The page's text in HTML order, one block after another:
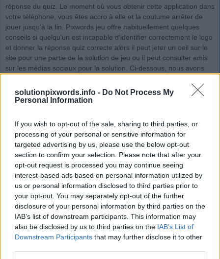
solutionpixwords.info - Do Not Process My
Personal Information
If you wish to opt-out of the sale, sharing to third parties, or
processing of your personal or sensitive information for
targeted advertising by us, please use the below opt-out
section to confirm your selection. Please note that after your
opt-out request is processed you may continue seeing
interest-based ads based on personal information utilized by
us or personal information disclosed to third parties prior to
your opt-out. You may separately opt-out of the further
disclosure of your personal information by third parties on the
IAB’s list of downstream participants. This information may
also be disclosed by us to third parties on the IAB’s List of
Downstream Participants that may further disclose it to other
réponse du quiz. Le moment où vous obtenir cette application dans
votre téléphone, vous êtes accro à elle et la coutume arrêter de
jouer jusqu'à la fin. Pixwords jeu offre habituellement quelques
conseils si quelqu'un est incapable d'identifier correctement le logo
et donner la réponse quiz correcte alors il peut jeter un oeil sur le
site pour une partie de la solution de jeu ou il peut consulter amis
sur les médias sociaux pour la solution. Ci-dessous, nous avons
Choisissez votre durée de réponse et / ou l'entrée de toutes les
lettres questionnaire donné.
Sponsored Links